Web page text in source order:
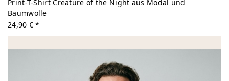
Print-T-Shirt Creature of the Night aus Modal und
Baumwolle
24,90 € *